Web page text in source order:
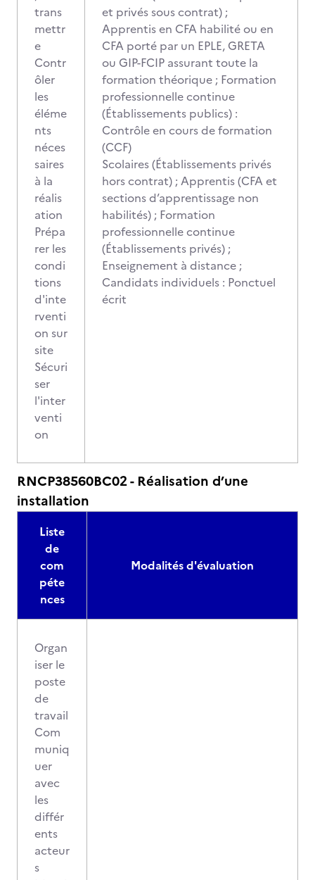
trans
mettr
e
Contr
ôler
les
éléme
nts
néces
saires
à la
réalis
ation
Prépa
rer les
condi
tions
d'inte
rventi
on sur
site
Sécuri
ser
l'inter
venti
on
et privés sous contrat) ;
Apprentis en CFA habilité ou en
CFA porté par un EPLE, GRETA
ou GIP-FCIP assurant toute la
formation théorique ; Formation
professionnelle continue
(Établissements publics) :
Contrôle en cours de formation
(CCF)
Scolaires (Établissements privés
hors contrat) ; Apprentis (CFA et
sections d’apprentissage non
habilités) ; Formation
professionnelle continue
(Établissements privés) ;
Enseignement à distance ;
Candidats individuels : Ponctuel
écrit
RNCP38560BC02 - Réalisation d’une
installation
Liste
de
com
péte
nces
Modalités d'évaluation
Organ
iser le
poste
de
travail
Com
muniq
uer
avec
les
différ
ents
acteur
s